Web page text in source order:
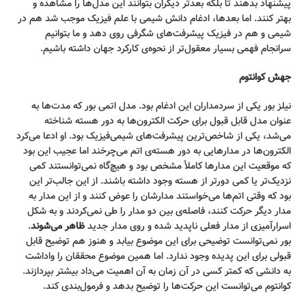
پیشنهاد بدهند تا بلکه بعدتر دیگران بتوانند این مدل‌ها را مشاهده و
بهتر کنند. اما بعدها، ادغام دانش شیمی با علم فیزیک موجب شد هم در
شیمی و هم در فیزیک پیشرفت‌های شگرفی روی دهد و ما بتوانیم
سرانجام فهمی بسیار معقول‌تر از نحوه‌ی کارکرد جهان داشته باشیم.
جهش کوانتوم
نیلز بور یکی از سردمداران این ادغام بود. مدل اتمی بور که مدت‌ها به
عنوان مدل قابل قبول برای حرکت الکترون‌ها به دور هسته شناخته
می‌شد، یکی از شاخص‌ترین پیشرفت‌های شیمی‌فیزیک بود. او ادعا می‌کرد
الکترون‌ها در مدارهایی به دور هسته‌ی اتم می‌چرخند اما عجیب این بود
که موقعیت این مدارها کاملاً مشخص بود و هیچ‌گاه نمی‌توانستند کمی
نزدیک‌تر یا کمی دورتر از هسته وجود داشته باشند. از این جالب‌تر این
بود که وقتی اتم‌ها می‌خواستند مدارشان را عوض کنند و از این مدار به
مدار دیگر حرکت کنند، فاصله‌ی بین دو مدار را طی نمی‌کردند و به شکل
اسرارآمیزی از مدار فعلی ناپدید شده و روی مدار جدیدظاهر می‌شوند.
بور نمی‌توانست توضیحی برای این موضوع بیابد و هنوز هم توضیح قابل
قبولی برای این پدیده وجود ندارد. اما همین موضوع محققان را واداشت
به دانشی که کمتر کسی در آن زمان به آن اهمیت می‌داد بیشتر بپردازند.
کوانتوم می‌توانست این حرکت‌ها را توضیح بدهد و فرمول‌بندی کند.